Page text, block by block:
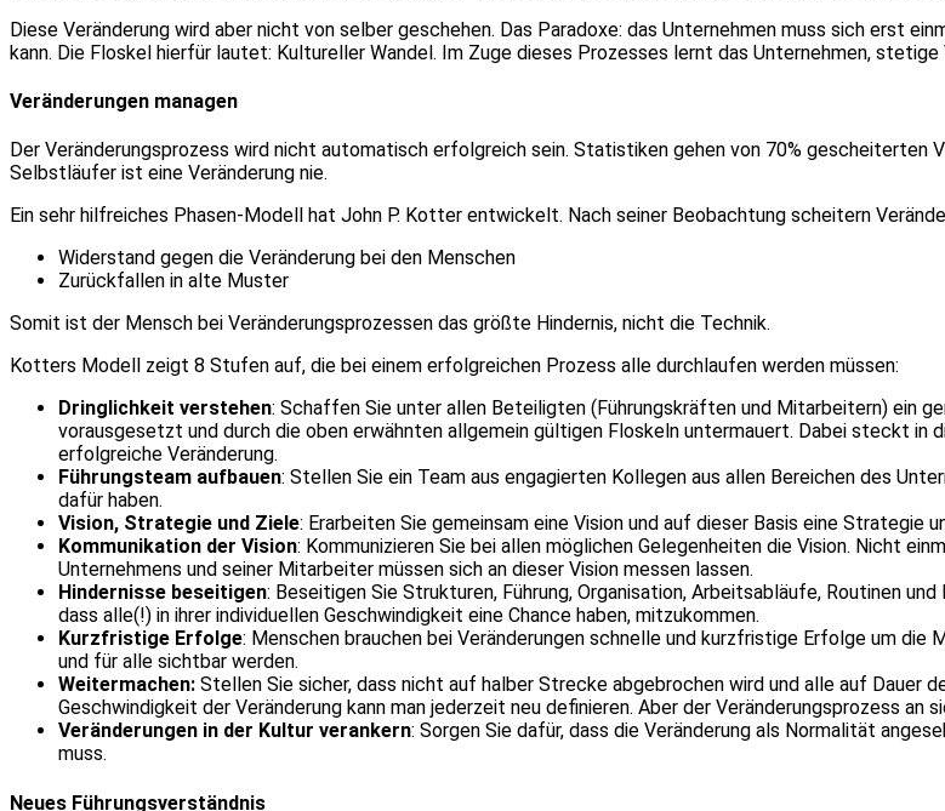
Diese Veränderung wird aber nicht von selber geschehen. Das Paradoxe: das Unternehmen muss sich erst
kann. Die Floskel hierfür lautet: Kultureller Wandel. Im Zuge dieses Prozesses lernt das Unternehmen, stetige
Veränderungen managen
Der Veränderungsprozess wird nicht automatisch erfolgreich sein. Statistiken gehen von 70% gescheiterten
Selbstläufer ist eine Veränderung nie.
Ein sehr hilfreiches Phasen-Modell hat John P. Kotter entwickelt. Nach seiner Beobachtung scheitern
Widerstand gegen die Veränderung bei den Menschen
Zurückfallen in alte Muster
Somit ist der Mensch bei Veränderungsprozessen das größte Hindernis, nicht die Technik.
Kotters Modell zeigt 8 Stufen auf, die bei einem erfolgreichen Prozess alle durchlaufen werden müssen:
Dringlichkeit verstehen: Schaffen Sie unter allen Beteiligten (Führungskräften und Mitarbeitern) ein
vorausgesetzt und durch die oben erwähnten allgemein gültigen Floskeln untermauert. Dabei steckt in
erfolgreiche Veränderung.
Führungsteam aufbauen: Stellen Sie ein Team aus engagierten Kollegen aus allen Bereichen des
dafür haben.
Vision, Strategie und Ziele: Erarbeiten Sie gemeinsam eine Vision und auf dieser Basis eine
Kommunikation der Vision: Kommunizieren Sie bei allen möglichen Gelegenheiten die Vision. Nicht
Unternehmens und seiner Mitarbeiter müssen sich an dieser Vision messen lassen.
Hindernisse beseitigen: Beseitigen Sie Strukturen, Führung, Organisation, Arbeitsabläufe, Routinen
dass alle(!) in ihrer individuellen Geschwindigkeit eine Chance haben, mitzukommen.
Kurzfristige Erfolge: Menschen brauchen bei Veränderungen schnelle und kurzfristige Erfolge um
und für alle sichtbar werden.
Weitermachen: Stellen Sie sicher, dass nicht auf halber Strecke abgebrochen wird und alle auf Dauer
Geschwindigkeit der Veränderung kann man jederzeit neu definieren. Aber der Veränderungsprozess an
Veränderungen in der Kultur verankern: Sorgen Sie dafür, dass die Veränderung als Normalität
muss.
Neues Führungsverständnis